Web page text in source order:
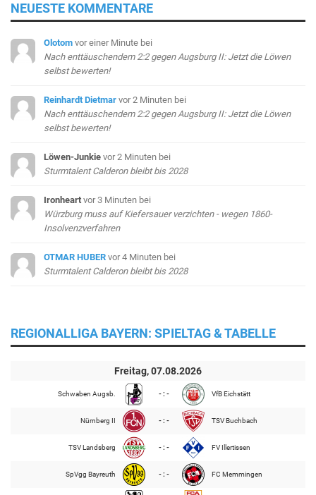
NEUESTE KOMMENTARE
Olotom vor einer Minute bei
Nach enttäuschendem 2:2 gegen Augsburg II: Jetzt die Löwen
selbst bewerten!
Reinhardt Dietmar vor 2 Minuten bei
Nach enttäuschendem 2:2 gegen Augsburg II: Jetzt die Löwen
selbst bewerten!
Löwen-Junkie vor 2 Minuten bei
Sturmtalent Calderon bleibt bis 2028
Ironheart vor 3 Minuten bei
Würzburg muss auf Kiefersauer verzichten - wegen 1860-
Insolvenzverfahren
OTMAR HUBER vor 4 Minuten bei
Sturmtalent Calderon bleibt bis 2028
REGIONALLIGA BAYERN: SPIELTAG & TABELLE
Freitag, 07.08.2026
Schwaben Augsb. - : - VfB Eichstätt
Nürnberg II - : - TSV Buchbach
TSV Landsberg - : - FV Illertissen
SpVgg Bayreuth - : - FC Memmingen